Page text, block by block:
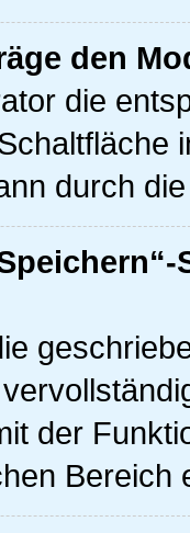
den
die
durch
der
Bereich